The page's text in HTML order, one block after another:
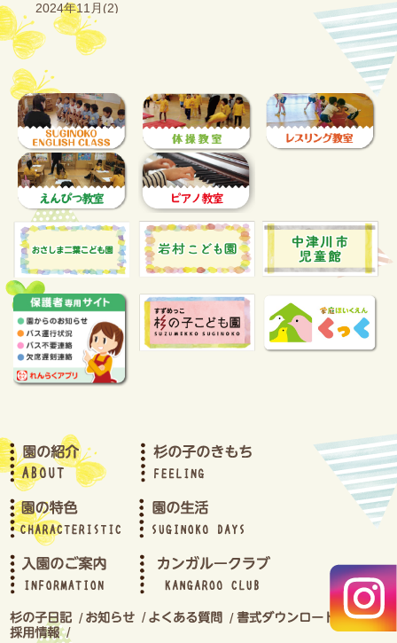
2024年11月(2)
2024年10月(2)
2024年9月(1)
2024年8月(2)
2024年7月(2)
2024年6月(2)
2024年5月(2)
2024年4月(2)
2024年3月(3)
2024年2月(2)
2024年1月(3)
2023年12月(2)
2023年11月(2)
2023年10月(3)
2023年9月(1)
2023年7月(2)
2023年6月(2)
2023年5月(2)
2023年4月(3)
2023年3月(2)
2023年2月(2)
2023年1月(2)
2022年9月(2)
2022年8月(4)
2022年7月(2)
2022年6月(2)
2022年5月(2)
2022年4月(4)
2022年3月(3)
2022年2月(3)
2022年1月(2)
2021年11月(2)
2021年10月(2)
/ / /
/
/